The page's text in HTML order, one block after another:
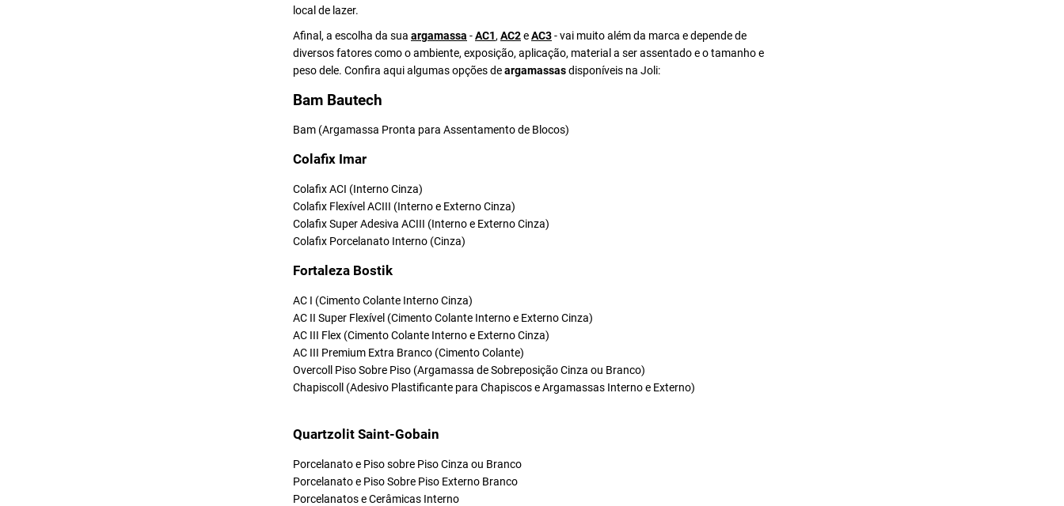
local de lazer.
Afinal, a escolha da sua argamassa -AC1, AC2eAC3- vai muito além da marca e depende de
diversos fatores como o ambiente, exposição, aplicação, material a ser assentado e o tamanho e
peso dele. Confira aqui algumas opções deargamassasdisponíveis na Joli:
Bam Bautech
Bam (Argamassa Pronta para Assentamento de Blocos)
Colafix Imar
Colafix ACI (Interno Cinza)
Colafix Flexível ACIII (Interno e Externo Cinza)
Colafix Super Adesiva ACIII (Interno e Externo Cinza)
Colafix Porcelanato Interno (Cinza)
Fortaleza Bostik
AC I (Cimento Colante Interno Cinza)
AC II Super Flexível (Cimento Colante Interno e Externo Cinza)
AC III Flex (Cimento Colante Interno e Externo Cinza)
AC III Premium Extra Branco (Cimento Colante)
Overcoll Piso Sobre Piso (Argamassa de Sobreposição Cinza ou Branco)
Chapiscoll (Adesivo Plastificante para Chapiscos e Argamassas Interno e Externo)
Quartzolit Saint-Gobain
Porcelanato e Piso sobre Piso Cinza ou Branco
Porcelanato e Piso Sobre Piso Externo Branco
Porcelanatos e Cerâmicas Interno